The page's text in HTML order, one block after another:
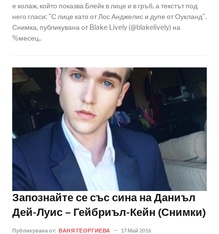
е колаж, който показва Блейк в лице и в гръб, а текстът под
него гласи: "С лице като от Лос Анджелис и дупе от Оукланд".
Снимка, публикувана от Blake Lively (@blakelively) на
%месец..
Запознайте се със сина на Даниъл
Дей-Луис – Гейбриъл-Кейн (Снимки)
Публикувана от: ВАНЯ ГЕОРГИЕВА 17 Май 2016